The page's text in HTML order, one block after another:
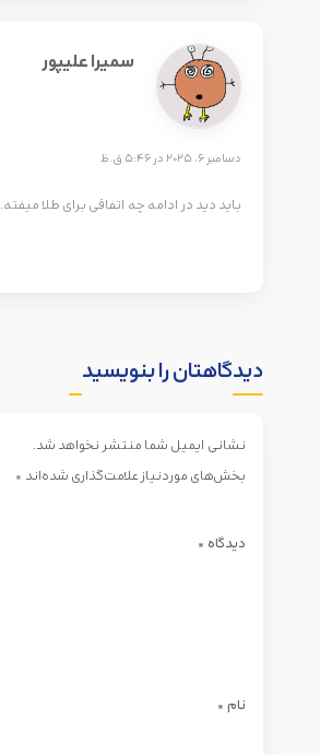
سمیرا علیپور
دسامبر 6, 2025 در 5:46 ق.ظ
باید دید در ادامه چه اتفاقی برای طلا میفته.
دیدگاهتان را بنویسید
نشانی ایمیل شما منتشر نخواهد شد.
بخش‌های موردنیاز علامت‌گذاری شده‌اند *
دیدگاه *
نام *